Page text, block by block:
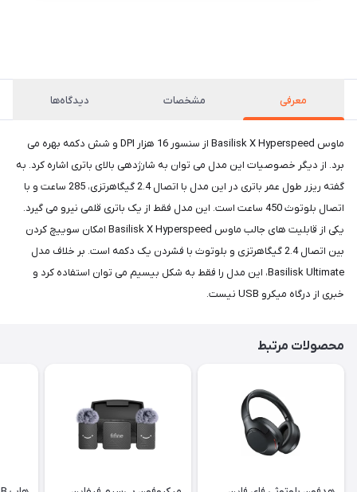
معرفی مشخصات دیدگاه‌ها
ماوس Basilisk X Hyperspeed از سنسور 16 هزار DPI و شش دکمه بهره می
برد. از دیگر خصوصیات این مدل می توان به شارژدهی بالای باتری اشاره کرد. به
گفته ریزر طول عمر باتری در این مدل با اتصال 2.4 گیگاهرتزی، 285 ساعت و با
اتصال بلوتوث 450 ساعت است. این مدل فقط از یک باتری قلمی نیرو می گیرد.
یکی از قابلیت های جالب ماوس Basilisk X Hyperspeed امکان سوییچ کردن
بین اتصال 2.4 گیگاهرتزی و بلوتوث با فشردن یک دکمه است. بر خلاف مدل
Basilisk Ultimate، این مدل را فقط به شکل بیسیم می توان استفاده کرد و
خبری از درگاه میکرو USB نیست.
محصولات مرتبط